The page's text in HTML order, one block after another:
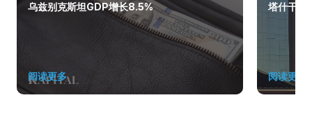
乌兹别克斯坦GDP增长8.5%
阅读更多
塔什干巩
阅读更多